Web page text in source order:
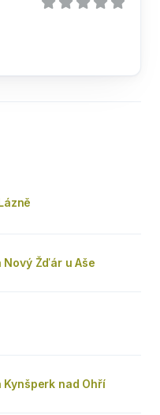
Nový Žďár u Aše
Kynšperk nad Ohří